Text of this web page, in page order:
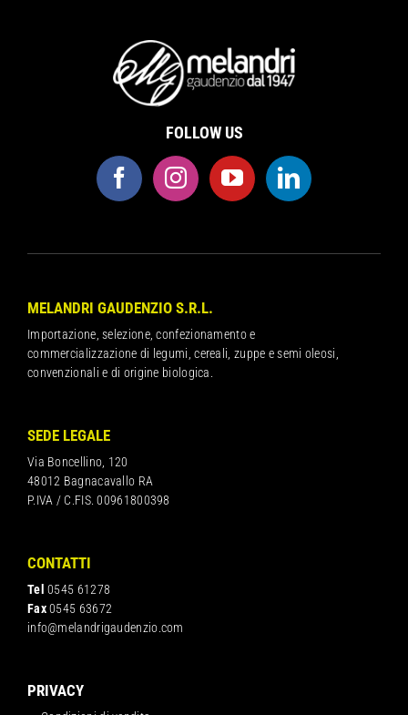
FOLLOW US
MELANDRI GAUDENZIO S.R.L.
Importazione, selezione, confezionamento e
commercializzazione di legumi, cereali, zuppe e semi oleosi,
convenzionali e di origine biologica.
SEDE LEGALE
Via Boncellino, 120
48012 Bagnacavallo RA
P.IVA / C.FIS. 00961800398
CONTATTI
Tel 0545 61278
Fax0545 63672
info@melandrigaudenzio.com
PRIVACY